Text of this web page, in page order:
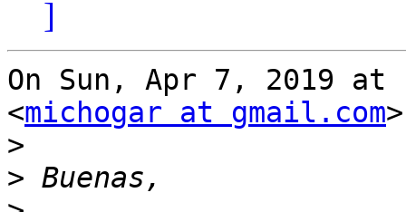
]
On Sun, Apr 7, 2019 at
<michogar at gmail.com
>
>